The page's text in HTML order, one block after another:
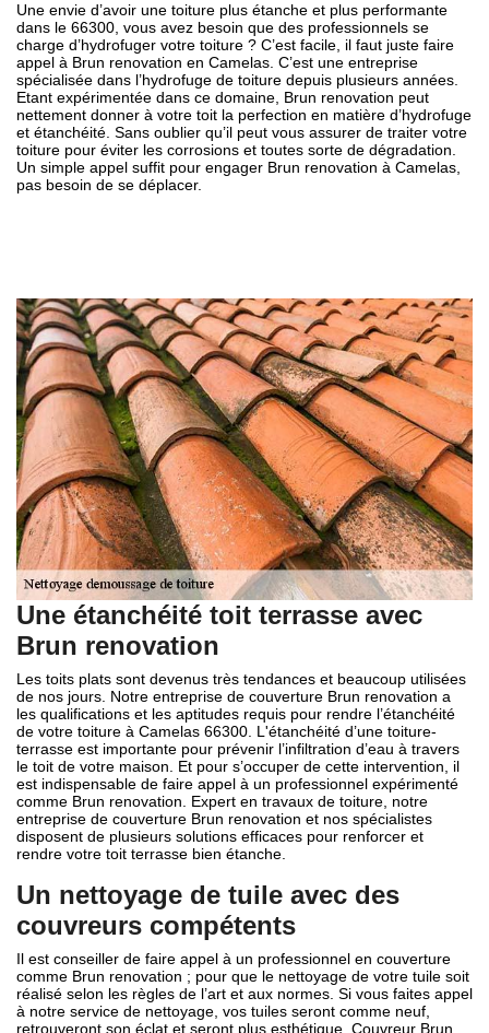
Une envie d’avoir une toiture plus étanche et plus performante
dans le 66300, vous avez besoin que des professionnels se
charge d’hydrofuger votre toiture ? C’est facile, il faut juste faire
appel à Brun renovation en Camelas. C’est une entreprise
spécialisée dans l’hydrofuge de toiture depuis plusieurs années.
Etant expérimentée dans ce domaine, Brun renovation peut
nettement donner à votre toit la perfection en matière d’hydrofuge
et étanchéité. Sans oublier qu’il peut vous assurer de traiter votre
toiture pour éviter les corrosions et toutes sorte de dégradation.
Un simple appel suffit pour engager Brun renovation à Camelas,
pas besoin de se déplacer.
Une étanchéité toit terrasse avec
Brun renovation
Les toits plats sont devenus très tendances et beaucoup utilisées
de nos jours. Notre entreprise de couverture Brun renovation a
les qualifications et les aptitudes requis pour rendre l’étanchéité
de votre toiture à Camelas 66300. L'étanchéité d’une toiture-
terrasse est importante pour prévenir l’infiltration d’eau à travers
le toit de votre maison. Et pour s’occuper de cette intervention, il
est indispensable de faire appel à un professionnel expérimenté
comme Brun renovation. Expert en travaux de toiture, notre
entreprise de couverture Brun renovation et nos spécialistes
disposent de plusieurs solutions efficaces pour renforcer et
rendre votre toit terrasse bien étanche.
Un nettoyage de tuile avec des
couvreurs compétents
Il est conseiller de faire appel à un professionnel en couverture
comme Brun renovation ; pour que le nettoyage de votre tuile soit
réalisé selon les règles de l’art et aux normes. Si vous faites appel
à notre service de nettoyage, vos tuiles seront comme neuf,
retrouveront son éclat et seront plus esthétique. Couvreur Brun